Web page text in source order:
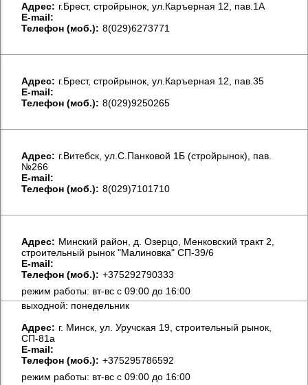
Aдрес: г.Брест, стройрынок, ул.Каръерная 12, пав.1А
E-mail:
Телефон (моб.): 8(029)6273771
Aдрес: г.Брест, стройрынок, ул.Каръерная 12, пав.35
E-mail:
Телефон (моб.): 8(029)9250265
Aдрес: г.Витебск, ул.С.Панковой 1Б (стройрынок), пав.
№266
E-mail:
Телефон (моб.): 8(029)7101710
Aдрес: Минский район, д. Озерцо, Менковский тракт 2,
строительный рынок "Малиновка" СП-39/6
E-mail:
Телефон (моб.): +375292790333
режим работы: вт-вс с 09:00 до 16:00
выходной: понедельник
Aдрес: г. Минск, ул. Уручская 19, строительный рынок,
СП-81а
E-mail:
Телефон (моб.): +375295786592
режим работы: вт-вс с 09:00 до 16:00